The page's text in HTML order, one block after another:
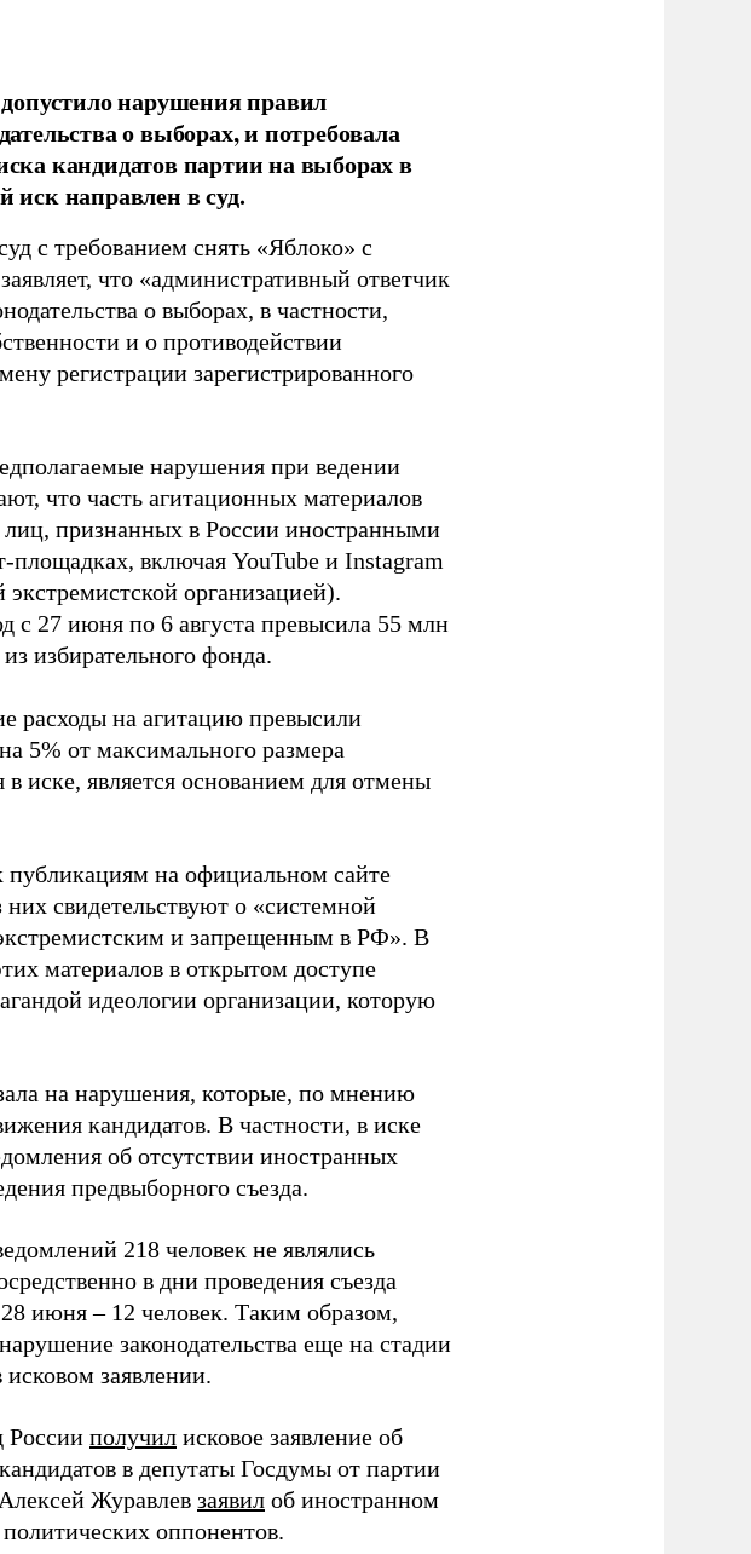
нарушения правил
о выборах, и потребовала
кандидатов партии на выборах в
иск направлен в суд.
с требованием снять «Яблоко» с
что «административный ответчик
о выборах, в частности,
и о противодействии
регистрации зарегистрированного
нарушения при ведении
что часть агитационных материалов
лиц, признанных в России иностранными
площадках, включая YouTube и Instagram
организацией).
с 27 июня по 6 августа превысила 55 млн
избирательного фонда.
расходы на агитацию превысили
5% от максимального размера
иске, является основанием для отмены
публикациям на официальном сайте
свидетельствуют о «системной
и запрещенным в РФ». В
материалов в открытом доступе
идеологии организации, которую
на нарушения, которые, по мнению
кандидатов. В частности, в иске
об отсутствии иностранных
предвыборного съезда.
218 человек не являлись
в дни проведения съезда
июня – 12 человек. Таким образом,
законодательства еще на стадии
заявлении.
России получил исковое заявление об
в депутаты Госдумы от партии
Журавлев заявил об иностранном
оппонентов.